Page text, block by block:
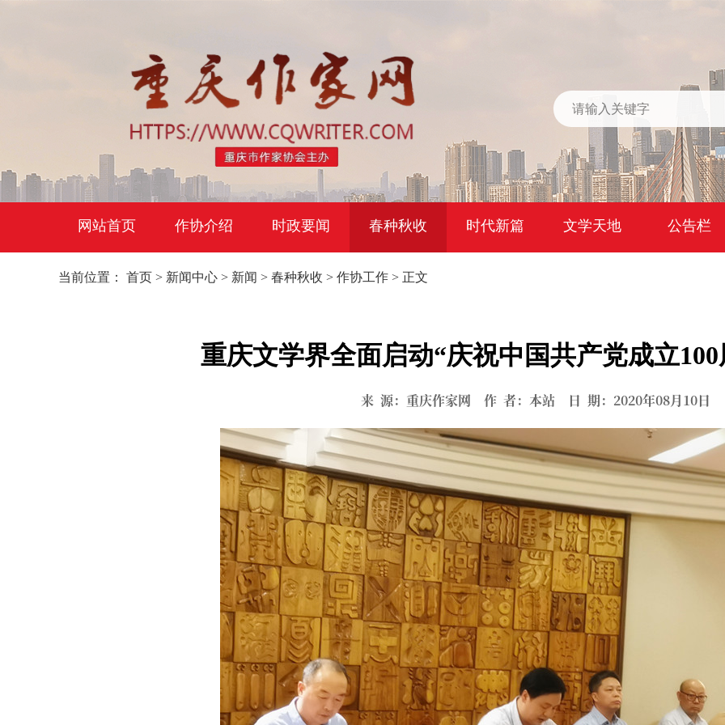
网站首页 作协介绍 时政要闻 春种秋收 时代新篇 文学天地 公告栏
当前位置： 首页 > 新闻中心 > 新闻 > 春种秋收 > 作协工作 > 正文
重庆文学界全面启动“庆祝中国共产党成立
来 源：重庆作家网 作 者：本站 日 期：2020年08月10